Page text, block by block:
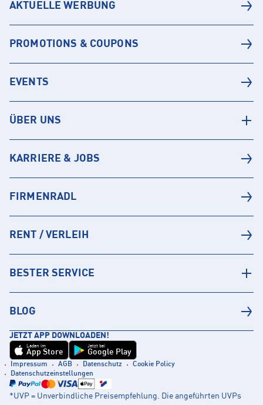
AKTUELLE WERBUNG
PROMOTIONS & COUPONS
EVENTS
ÜBER UNS
KARRIERE & JOBS
FIRMENRADL
RENT / VERLEIH
BESTER SERVICE
BLOG
JETZT APP DOWNLOADEN!
Laden im
App Store
Jetzt bei
Google Play
Impressum AGB Datenschutz
Cookie Policy
Datenschutzeinstellungen
*UVP = Unverbindliche Preisempfehlung. Die angeführten UVPs